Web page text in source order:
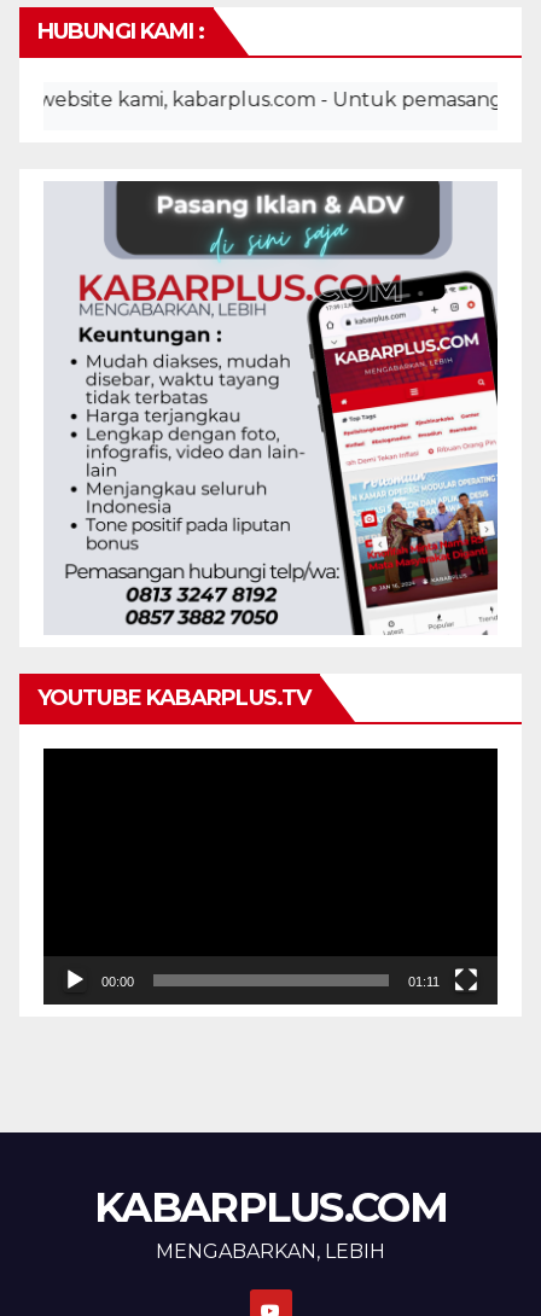
HUBUNGI KAMI :
kami, kabarplus.com - Untuk pemasangan iklan,
YOUTUBE KABARPLUS.TV
00:00 01:11
KABARPLUS.COM
MENGABARKAN, LEBIH